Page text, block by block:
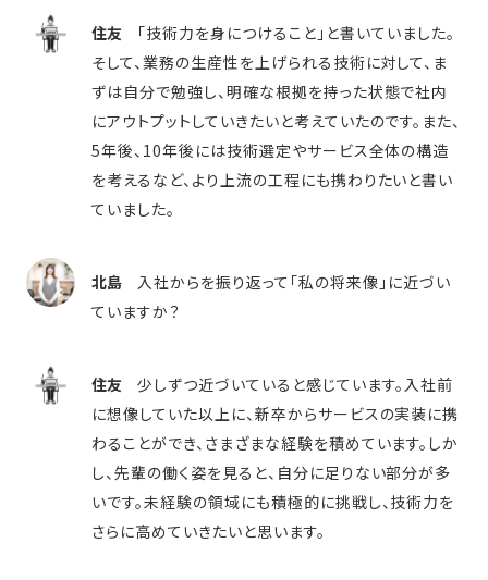
住友
「技術力を身につけること」と書いていました。
そして、業務の生産性を上げられる技術に対して、ま
ずは自分で勉強し、明確な根拠を持った状態で社内
にアウトプットしていきたいと考えていたのです。また、
5年後、10年後には技術選定やサービス全体の構造
を考えるなど、より上流の工程にも携わりたいと書い
ていました。
北島
入社からを振り返って「私の将来像」に近づい
ていますか？
住友
少しずつ近づいていると感じています。入社前
に想像していた以上に、新卒からサービスの実装に携
わることができ、さまざまな経験を積めています。しか
し、先輩の働く姿を見ると、自分に足りない部分が多
いです。未経験の領域にも積極的に挑戦し、技術力を
さらに高めていきたいと思います。